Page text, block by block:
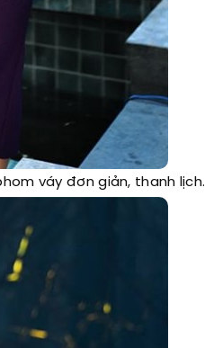
váy đơn giản, thanh lịch.